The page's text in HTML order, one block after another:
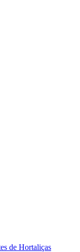
de Hortaliças